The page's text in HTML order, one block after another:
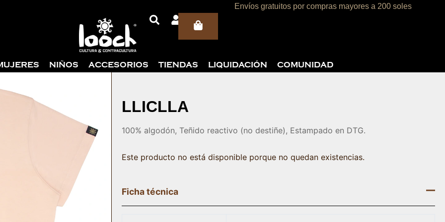
Envíos gratuitos por compras mayores a 200 soles
Carrito
NIÑOS ACCESORIOS TIENDAS LIQUIDACIÓN COMUNIDAD
LLICLLA
100% algodón, Teñido reactivo (no destiñe), Estampado en DTG.
Este producto no está disponible porque no quedan existencias.
Ficha técnica